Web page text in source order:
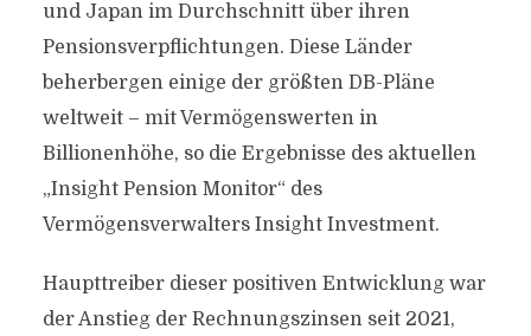
und Japan im Durchschnitt über ihren
Pensionsverpflichtungen. Diese Länder
beherbergen einige der größten DB-Pläne
weltweit – mit Vermögenswerten in
Billionenhöhe, so die Ergebnisse des aktuellen
„Insight Pension Monitor“ des
Vermögensverwalters Insight Investment.
Haupttreiber dieser positiven Entwicklung war
der Anstieg der Rechnungszinsen seit 2021,